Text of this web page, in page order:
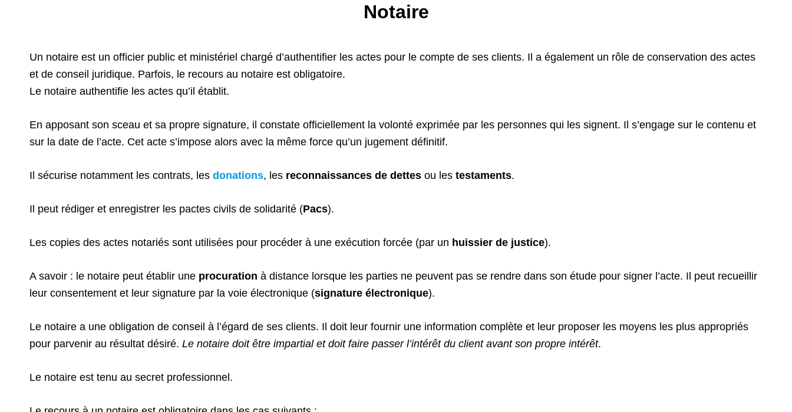
Notaire
Un notaire est un officier public et ministériel chargé d’authentifier les actes pour le compte de ses clients. Il a également un rôle de conservation des actes
et de conseil juridique. Parfois, le recours au notaire est obligatoire.
Le notaire authentifie les actes qu’il établit.
En apposant son sceau et sa propre signature, il constate officiellement la volonté exprimée par les personnes qui les signent. Il s’engage sur le contenu et
sur la date de l’acte. Cet acte s’impose alors avec la même force qu’un jugement définitif.
Il sécurise notamment les contrats, les donations, les reconnaissances de dettes ou les testaments.
Il peut rédiger et enregistrer les pactes civils de solidarité (Pacs).
Les copies des actes notariés sont utilisées pour procéder à une exécution forcée (par un huissier de justice).
A savoir : le notaire peut établir une procuration à distance lorsque les parties ne peuvent pas se rendre dans son étude pour signer l’acte. Il peut recueillir
leur consentement et leur signature par la voie électronique (signature électronique).
Le notaire a une obligation de conseil à l’égard de ses clients. Il doit leur fournir une information complète et leur proposer les moyens les plus appropriés
pour parvenir au résultat désiré. Le notaire doit être impartial et doit faire passer l’intérêt du client avant son propre intérêt.
Le notaire est tenu au secret professionnel.